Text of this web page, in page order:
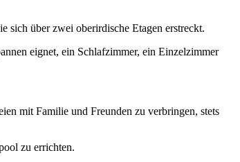
sich über zwei oberirdische Etagen erstreckt.
eignet, ein Schlafzimmer, ein Einzelzimmer
mit Familie und Freunden zu verbringen, stets
zu errichten.